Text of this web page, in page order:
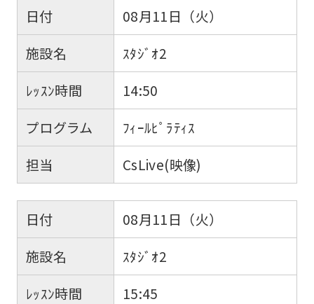
日付
08月11日（火）
施設名
ｽﾀｼﾞｵ2
ﾚｯｽﾝ時間
14:50
プログラム
ﾌｨｰﾙﾋﾟﾗﾃｨｽ
担当
CsLive(映像)
日付
08月11日（火）
施設名
ｽﾀｼﾞｵ2
ﾚｯｽﾝ時間
15:45